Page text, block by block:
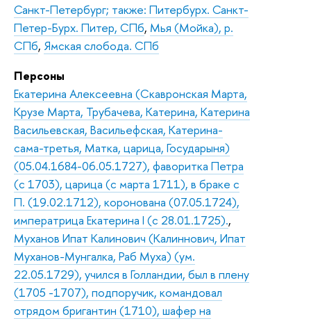
Санкт-Петербург; также: Питербурх. Санкт-
Петер-Бурх. Питер, СПб, Мья (Мойка), р.
СПб, Ямская слобода. СПб
Персоны
Екатерина Алексеевна (Скавронская Марта,
Крузе Марта, Трубачева, Катерина, Катерина
Васильевская, Васильефская, Катерина-
сама-третья, Матка, царица, Государыня)
(05.04.1684-06.05.1727), фаворитка Петра
(с 1703), царица (с марта 1711), в браке с
П. (19.02.1712), коронована (07.05.1724),
императрица Екатерина I (с 28.01.1725).,
Муханов Ипат Калинович (Калиннович, Ипат
Муханов-Мунгалка, Раб Муха) (ум.
22.05.1729), учился в Голландии, был в плену
(1705 -1707), подпоручик, командовал
отрядом бригантин (1710), шафер на